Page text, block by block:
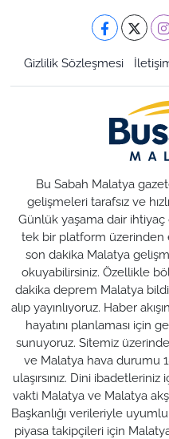
Gizlilik Sözleşmesi
Bu Sabah Malatya
gelişmeleri tarafsız ve
Günlük yaşama dair
tek bir platform üzerinden
son dakika Malatya
okuyabilirsiniz. Özellikle
dakika deprem Malatya
alıp yayınlıyoruz. Haber
hayatını planlaması için
sunuyoruz. Sitemiz
ve Malatya hava durumu
ulaşırsınız. Dini
vakti Malatya ve Malatya
Başkanlığı verileriyle
piyasa takipçileri için